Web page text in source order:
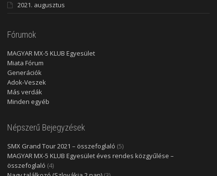
2021. augusztus
Fórumok
MAGYAR MX-5 KLUB Egyesület
Miata Fórum
Generációk
Adok-Veszek
Más verdák
Minden egyéb
Népszerű Bejegyzések
SMX Grand Tour 2021 – összefoglaló (5)
MAGYAR MX-5 KLUB Egyesület éves rendes közgyűlése –
összefoglaló (4)